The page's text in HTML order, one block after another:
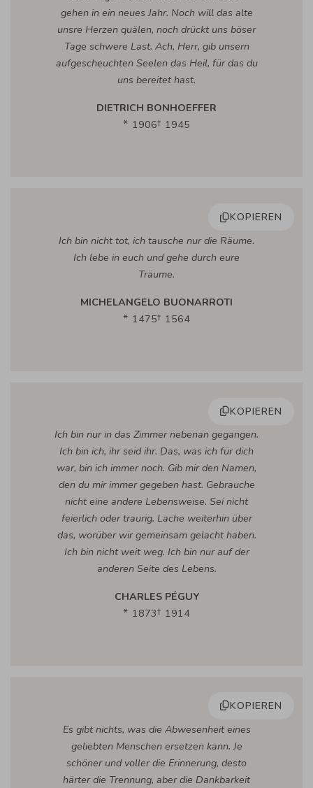
gehen in ein neues Jahr. Noch will das alte
unsre Herzen quälen, noch drückt uns böser
Tage schwere Last. Ach, Herr, gib unsern
aufgescheuchten Seelen das Heil, für das du
uns bereitet hast.
DIETRICH BONHOEFFER
1906
1945
KOPIEREN
Ich bin nicht tot, ich tausche nur die Räume.
Ich lebe in euch und gehe durch eure
Träume.
MICHELANGELO BUONARROTI
1475
1564
KOPIEREN
Ich bin nur in das Zimmer nebenan gegangen.
Ich bin ich, ihr seid ihr. Das, was ich für dich
war, bin ich immer noch. Gib mir den Namen,
den du mir immer gegeben hast. Gebrauche
nicht eine andere Lebensweise. Sei nicht
feierlich oder traurig. Lache weiterhin über
das, worüber wir gemeinsam gelacht haben.
Ich bin nicht weit weg. Ich bin nur auf der
anderen Seite des Lebens.
CHARLES PÉGUY
1873
1914
KOPIEREN
Es gibt nichts, was die Abwesenheit eines
geliebten Menschen ersetzen kann. Je
schöner und voller die Erinnerung, desto
härter die Trennung, aber die Dankbarkeit